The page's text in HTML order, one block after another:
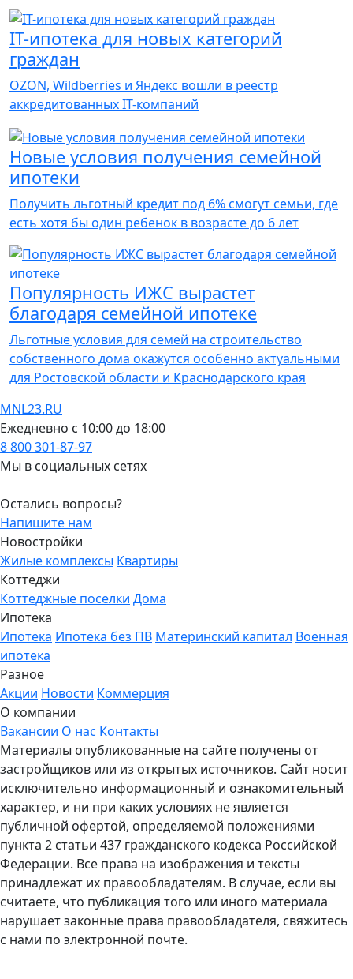
IT-ипотека для новых категорий
граждан
OZON, Wildberries и Яндекс вошли в реестр
аккредитованных IT-компаний
Новые условия получения семейной
ипотеки
Получить льготный кредит под 6% смогут семьи, где
есть хотя бы один ребенок в возрасте до 6 лет
Популярность ИЖС вырастет
благодаря семейной ипотеке
Льготные условия для семей на строительство
собственного дома окажутся особенно актуальными
для Ростовской области и Краснодарского края
MNL23.RU
Ежедневно с 10:00 до 18:00
8 800 301-87-97
Мы в социальных сетях
Остались вопросы?
Напишите нам
Новостройки
Жилые комплексы Квартиры
Коттеджи
Коттеджные поселки Дома
Ипотека
Ипотека Ипотека без ПВ Материнский капитал Военная
ипотека
Разное
Акции Новости Коммерция
О компании
Вакансии О нас Контакты
Материалы опубликованные на сайте получены от
застройщиков или из открытых источников. Сайт носит
исключительно информационный и ознакомительный
характер, и ни при каких условиях не является
публичной офертой, определяемой положениями
пункта 2 статьи 437 гражданского кодекса Российской
Федерации. Все права на изображения и тексты
принадлежат их правообладателям. В случае, если вы
считаете, что публикация того или иного материала
нарушает законные права правообладателя, свяжитесь
с нами по электронной почте.